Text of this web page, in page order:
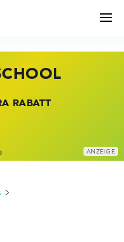
RABATT
BEI HP
DEALS